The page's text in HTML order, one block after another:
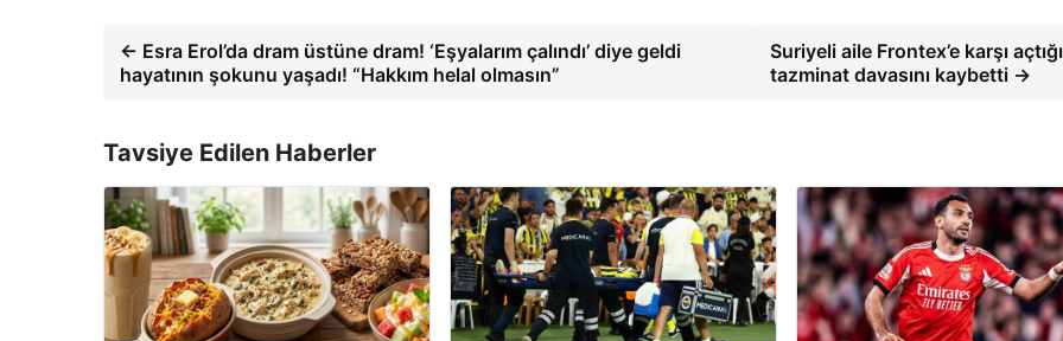
← Esra Erol’da dram üstüne dram! ‘Eşyalarım çalındı’ diye geldi
hayatının şokunu yaşadı! “Hakkım helal olmasın”
Suriyeli aile Frontex’e karşı açtığı
tazminat davasını kaybetti →
Tavsiye Edilen Haberler